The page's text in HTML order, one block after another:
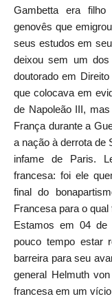
Gambetta era
genovês que
seus estudos em
deixou sem um
doutorado em
que colocava em
de Napoleão III,
França durante a
a nação à derrota de
infame de Paris.
francesa: foi ele
final do
Francesa para o
Estamos em 04
pouco tempo estar
barreira para seu
general Helmuth
francesa em um